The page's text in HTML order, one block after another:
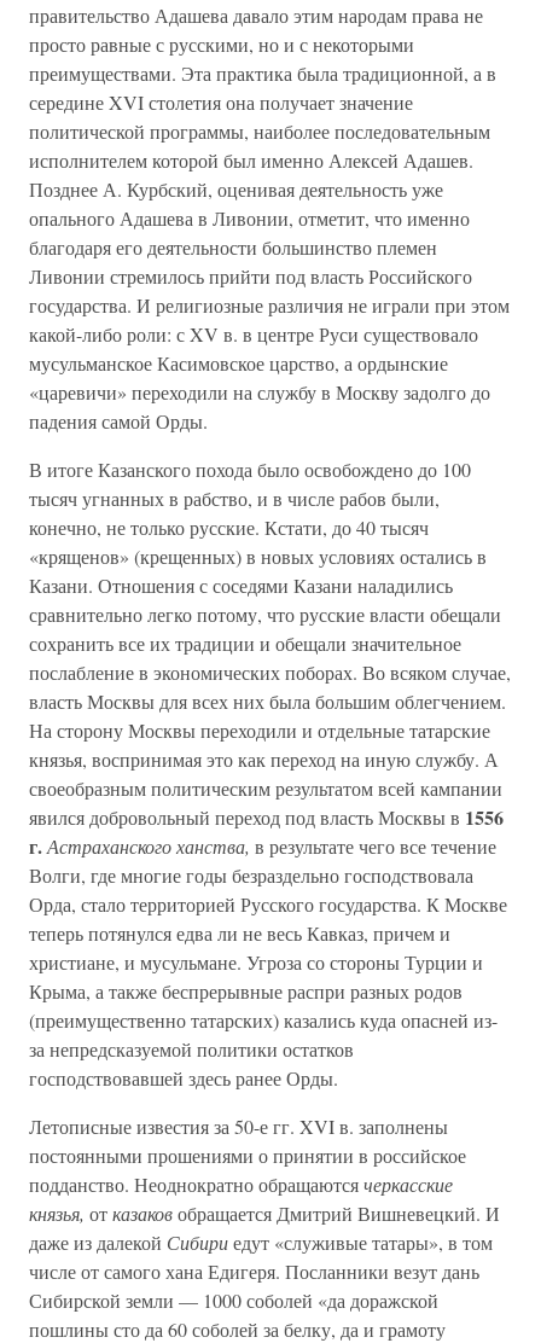
правительство Адашева давало этим народам права не
просто равные с русскими, но и с некоторыми
преимуществами. Эта практика была традиционной, а в
середине XVI столетия она получает значение
политической программы, наиболее последовательным
исполнителем которой был именно Алексей Адашев.
Позднее А. Курбский, оценивая деятельность уже
опального Адашева в Ливонии, отметит, что именно
благодаря его деятельности большинство племен
Ливонии стремилось прийти под власть Российского
государства. И религиозные различия не играли при этом
какой-либо роли: с XV в. в центре Руси существовало
мусульманское Касимовское царство, а ордынские
«царевичи» переходили на службу в Москву задолго до
падения самой Орды.
В итоге Казанского похода было освобождено до 100
тысяч угнанных в рабство, и в числе рабов были,
конечно, не только русские. Кстати, до 40 тысяч
«крященов» (крещенных) в новых условиях остались в
Казани. Отношения с соседями Казани наладились
сравнительно легко потому, что русские власти обещали
сохранить все их традиции и обещали значительное
послабление в экономических поборах. Во всяком случае,
власть Москвы для всех них была большим облегчением.
На сторону Москвы переходили и отдельные татарские
князья, воспринимая это как переход на иную службу. А
своеобразным политическим результатом всей кампании
явился добровольный переход под власть Москвы в 1556
г.Астраханского ханства, в результате чего все течение
Волги, где многие годы безраздельно господствовала
Орда, стало территорией Русского государства. К Москве
теперь потянулся едва ли не весь Кавказ, причем и
христиане, и мусульмане. Угроза со стороны Турции и
Крыма, а также беспрерывные распри разных родов
(преимущественно татарских) казались куда опасней из-
за непредсказуемой политики остатков
господствовавшей здесь ранее Орды.
Летописные известия за 50-е гг. XVI в. заполнены
постоянными прошениями о принятии в российское
подданство. Неоднократно обращаютсячеркасские
князья, отказаковобращается Дмитрий Вишневецкий. И
даже из далекой Сибириедут «служивые татары», в том
числе от самого хана Едигеря. Посланники везут дань
Сибирской земли — 1000 соболей «да доражской
пошлины сто да 60 соболей за белку, да и грамоту